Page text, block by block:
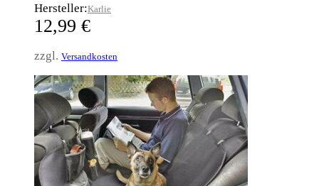
Hersteller:Karlie
12,99 €
zzgl. Versandkosten